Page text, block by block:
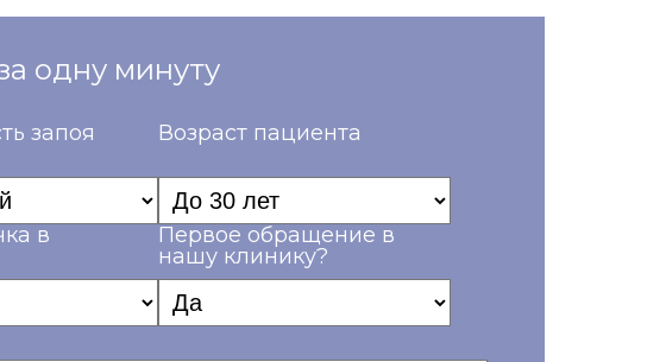
одну минуту
запоя Возраст пациента
в
Первое обращение в
нашу клинику?